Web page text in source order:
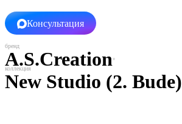
Консультация
A.S.Creation
New Studio (2. Bude)